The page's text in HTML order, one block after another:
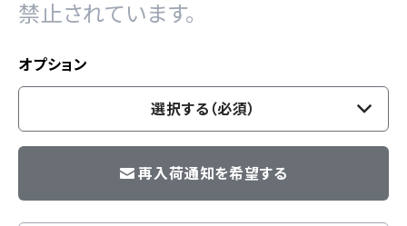
禁止されています。
オプション
選択する（必須）
再入荷通知を希望する